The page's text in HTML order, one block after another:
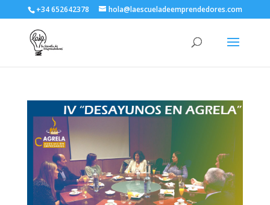
+34 652642378 hola@laescueladeemprendedores.com